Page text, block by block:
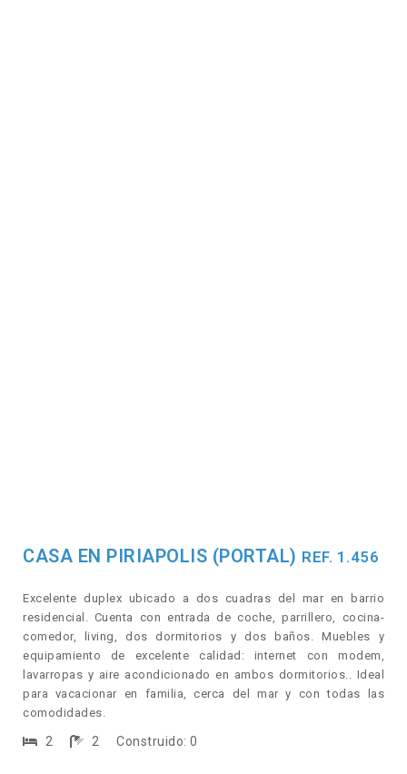
CASA EN PIRIAPOLIS (PORTAL) REF. 1.456
Excelente duplex ubicado a dos cuadras del mar en barrio
residencial. Cuenta con entrada de coche, parrillero, cocina-
comedor, living, dos dormitorios y dos baños. Muebles y
equipamiento de excelente calidad: internet con modem,
lavarropas y aire acondicionado en ambos dormitorios.. Ideal
para vacacionar en familia, cerca del mar y con todas las
comodidades.
2 2 Construido: 0